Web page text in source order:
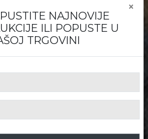
prodati
za prodaju? Artmark će
preliminarnu procjenu i
način za prodaju
NAJNOVIJE
ILI POPUSTE U
TRGOVINI
×